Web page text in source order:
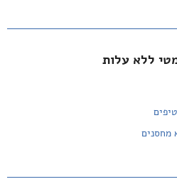
ללא עלות
מחסנים